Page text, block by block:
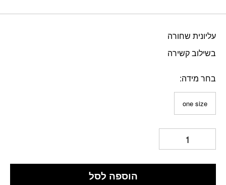
עליונית שחורה
בשילוב קשירה
בחר מידה
one size
הוספה לסל